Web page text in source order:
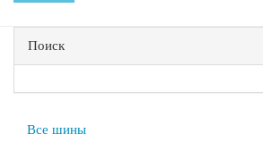
Поиск
Все шины